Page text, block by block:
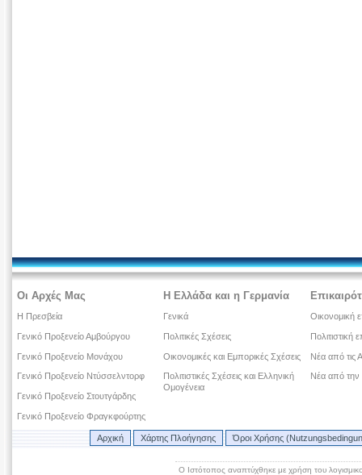
Οι Αρχές Μας
Η Πρεσβεία
Γενικό Προξενείο Αμβούργου
Γενικό Προξενείο Μονάχου
Γενικό Προξενείο Ντύσσελντορφ
Γενικό Προξενείο Στουτγάρδης
Γενικό Προξενείο Φραγκφούρτης
Η Ελλάδα και η Γερμανία
Γενικά
Πολιτικές Σχέσεις
Οικονομικές και Εμπορικές Σχέσεις
Πολιτιστικές Σχέσεις και Ελληνική
Ομογένεια
Οικονομική
Πολιτιστική
Νέα από τις
Νέα από την
Αρχική Χάρτης Πλοήγησης Όροι Χρήσης
Ο Ιστότοπος αναπτύχθηκε με χρήση του